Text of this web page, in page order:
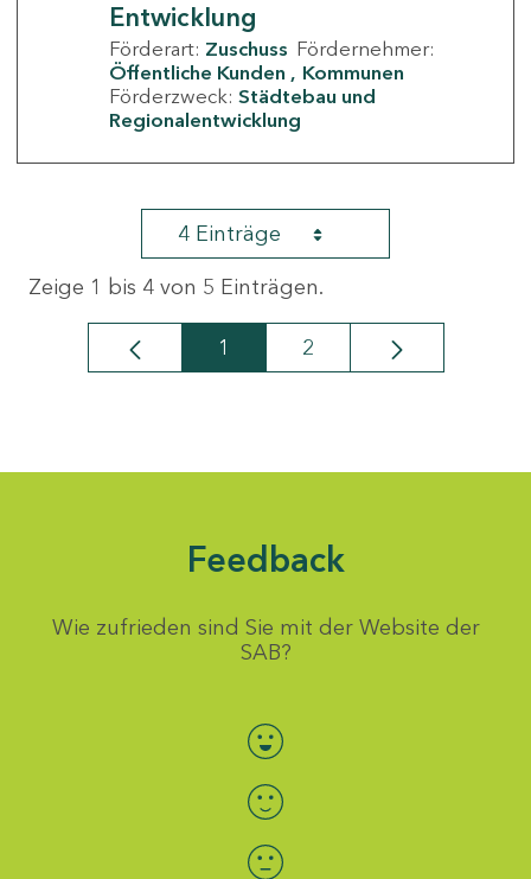
Entwicklung
Förderart: Zuschuss Fördernehmer:
Öffentliche Kunden
Kommunen
Förderzweck: Städtebau und
Regionalentwicklung
4 Einträge
Zeige 1 bis 4 von 5 Einträgen.
Seite
1 Seite
2
Feedback
Wie zufrieden sind Sie mit der Website der
SAB?
Bewertung auswählen